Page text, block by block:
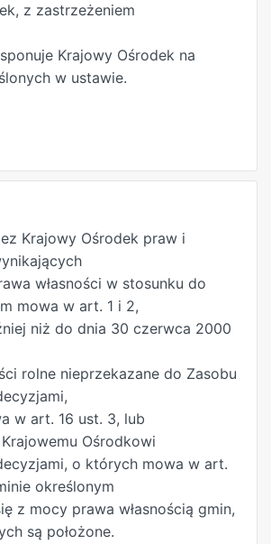
z zastrzeżeniem
Krajowy Ośrodek na
w ustawie.
Krajowy Ośrodek praw i
własności w stosunku do
mowa w art. 1 i 2,
niż do dnia 30 czerwca 2000
rolne nieprzekazane do Zasobu
w art. 16 ust. 3, lub
Ośrodkowi
o których mowa w art.
określonym
z mocy prawa własnością gmin,
są położone.